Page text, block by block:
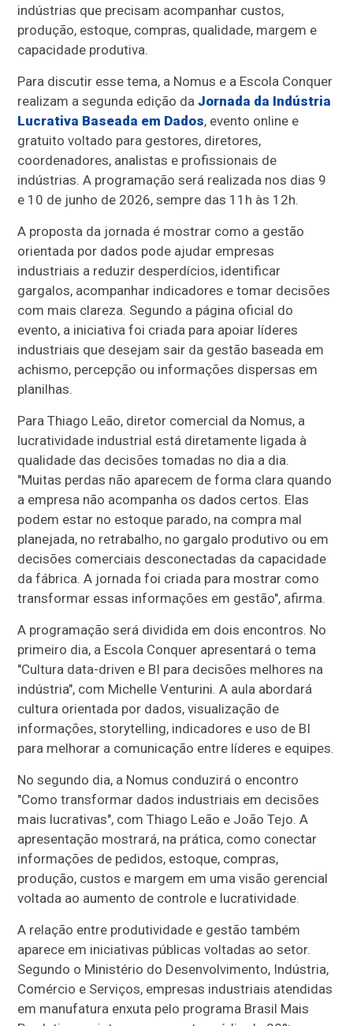
indústrias que precisam acompanhar custos,
produção, estoque, compras, qualidade, margem e
capacidade produtiva.
Para discutir esse tema, a Nomus e a Escola Conquer
realizam a segunda edição daJornada da Indústria
Lucrativa Baseada em Dados, evento online e
gratuito voltado para gestores, diretores,
coordenadores, analistas e profissionais de
indústrias. A programação será realizada nos dias 9
e 10 de junho de 2026, sempre das 11h às 12h.
A proposta da jornada é mostrar como a gestão
orientada por dados pode ajudar empresas
industriais a reduzir desperdícios, identificar
gargalos, acompanhar indicadores e tomar decisões
com mais clareza. Segundo a página oficial do
evento, a iniciativa foi criada para apoiar líderes
industriais que desejam sair da gestão baseada em
achismo, percepção ou informações dispersas em
planilhas.
Para Thiago Leão, diretor comercial da Nomus, a
lucratividade industrial está diretamente ligada à
qualidade das decisões tomadas no dia a dia.
"Muitas perdas não aparecem de forma clara quando
a empresa não acompanha os dados certos. Elas
podem estar no estoque parado, na compra mal
planejada, no retrabalho, no gargalo produtivo ou em
decisões comerciais desconectadas da capacidade
da fábrica. A jornada foi criada para mostrar como
transformar essas informações em gestão", afirma.
A programação será dividida em dois encontros. No
primeiro dia, a Escola Conquer apresentará o tema
"Cultura data-driven e BI para decisões melhores na
indústria", com Michelle Venturini. A aula abordará
cultura orientada por dados, visualização de
informações, storytelling, indicadores e uso de BI
para melhorar a comunicação entre líderes e equipes.
No segundo dia, a Nomus conduzirá o encontro
"Como transformar dados industriais em decisões
mais lucrativas", com Thiago Leão e João Tejo. A
apresentação mostrará, na prática, como conectar
informações de pedidos, estoque, compras,
produção, custos e margem em uma visão gerencial
voltada ao aumento de controle e lucratividade.
A relação entre produtividade e gestão também
aparece em iniciativas públicas voltadas ao setor.
Segundo o Ministério do Desenvolvimento, Indústria,
Comércio e Serviços, empresas industriais atendidas
em manufatura enxuta pelo programa Brasil Mais